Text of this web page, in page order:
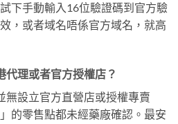
下手動輸入16位驗證碼到官方驗
，或者域名唔係官方域名，就高
代理或者官方授權店？
無設立官方直營店或授權專賣
的零售點都未經藥廠確認。最安